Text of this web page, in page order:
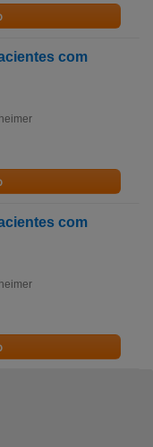
com
com